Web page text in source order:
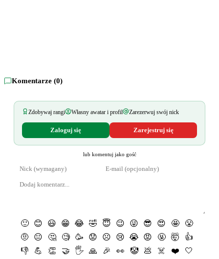
Komentarze (0)
Zdobywaj rangi Własny awatar i profil Zarezerwuj swój nick
Zaloguj się Zarejestruj się
lub komentuj jako gość
🙂 😊 😃 😁 😂 🤣 😇 😉 😜 😎 😍 🤩
😤
🤨
😐 🤔 🧐 🥳 😟 ☹️ 😢 😭 😡 🤬 🤯
👍
👎
💪 👏 🤝 🖐 🙏 🎉 👀 🤡 💩 ☠️ ❤️
🤍